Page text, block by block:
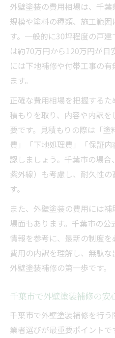
補助金を活用した賢い
千葉市の外壁塗装
外壁塗装補修で補
省エネ塗料と外壁
外壁塗装で補助金
外壁塗装補修の施工後
外壁塗装補修の仕
法
外壁塗装の施工後
外壁塗装で長持ち
外壁塗装のアフタ
外壁の色選びに迷った
外壁塗装で人気の
外壁の色でやめた
外壁塗装補修で近
外壁塗装補修の色
外壁塗装の費用相場は、千
規模や塗料の種類、施工範囲
す。一般的に30坪程度の戸
は約70万円から120万円が目
には下地補修や付帯工事の
ます。
正確な費用相場を把握する
積もりを取り、内容や内訳
要です。見積もりの際は「
費」「下地処理費」「保証
認しましょう。千葉市の場
紫外線）も考慮し、耐久性
す。
また、外壁塗装の費用には
場面もあります。千葉市の
情報を参考に、最新の制度を
費用の内訳を理解し、無駄
外壁塗装補修の第一歩です。
千葉市で外壁塗装補修の安
千葉市で外壁塗装補修を行
業者選びが最重要ポイント